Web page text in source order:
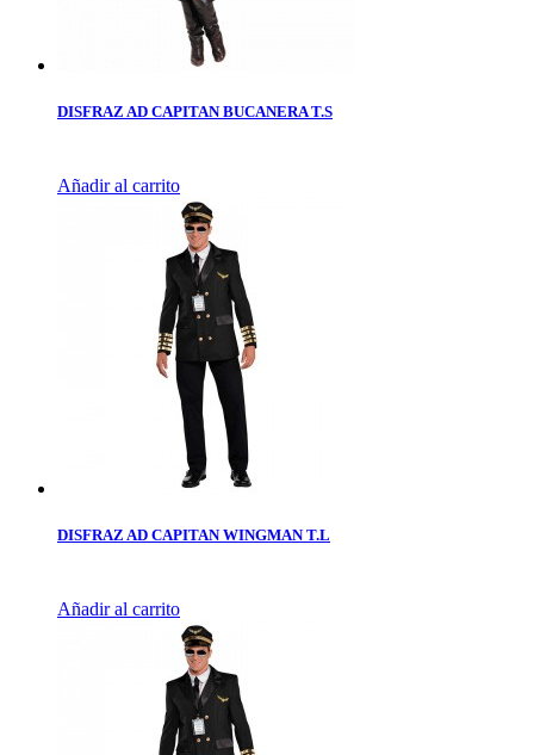
DISFRAZ AD CAPITAN BUCANERA T.S
Añadir al carrito
DISFRAZ AD CAPITAN WINGMAN T.L
Añadir al carrito